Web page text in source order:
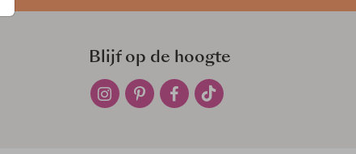
Blijf op de hoogte